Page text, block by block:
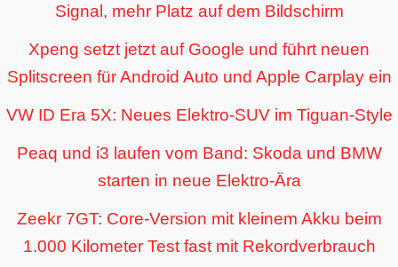
Signal, mehr Platz auf dem Bildschirm
Xpeng setzt jetzt auf Google und führt neuen
Splitscreen für Android Auto und Apple Carplay ein
VW ID Era 5X: Neues Elektro-SUV im Tiguan-Style
Peaq und i3 laufen vom Band: Skoda und BMW
starten in neue Elektro-Ära
Zeekr 7GT: Core-Version mit kleinem Akku beim
1.000 Kilometer Test fast mit Rekordverbrauch